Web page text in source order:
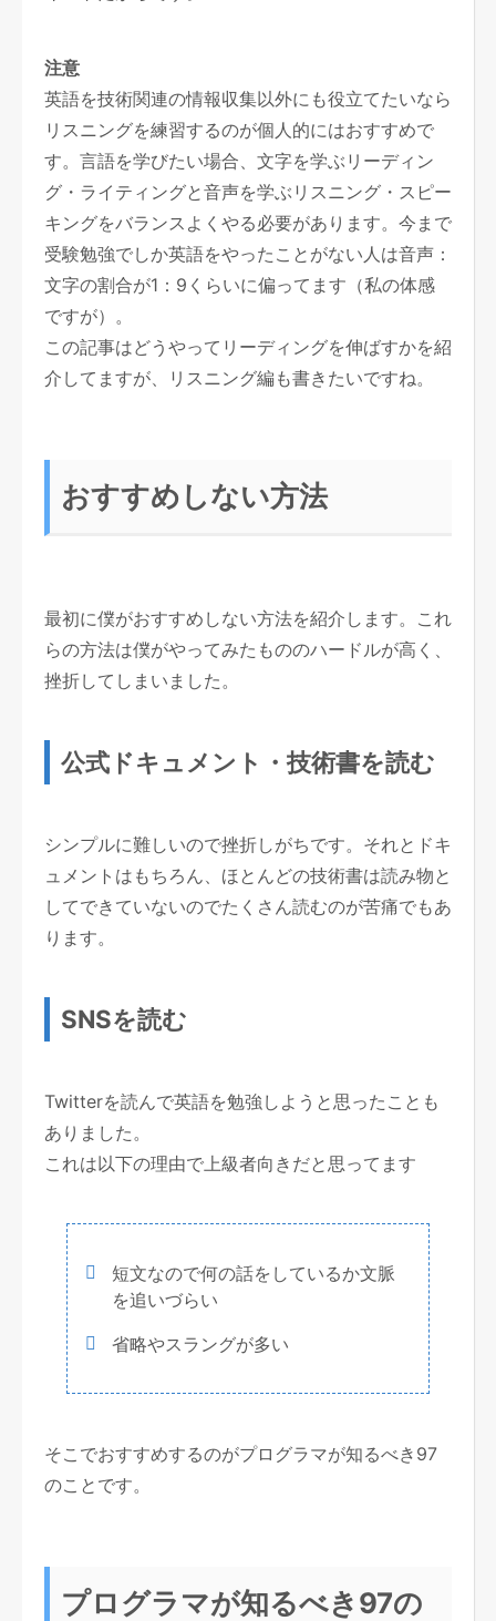
注意
英語を技術関連の情報収集以外にも役立てたいなら
リスニングを練習するのが個人的にはおすすめで
す。言語を学びたい場合、文字を学ぶリーディン
グ・ライティングと音声を学ぶリスニング・スピー
キングをバランスよくやる必要があります。今まで
受験勉強でしか英語をやったことがない人は音声：
文字の割合が1：9くらいに偏ってます（私の体感
ですが）。
この記事はどうやってリーディングを伸ばすかを紹
介してますが、リスニング編も書きたいですね。
おすすめしない方法
最初に僕がおすすめしない方法を紹介します。これ
らの方法は僕がやってみたもののハードルが高く、
挫折してしまいました。
公式ドキュメント・技術書を読む
シンプルに難しいので挫折しがちです。それとドキ
ュメントはもちろん、ほとんどの技術書は読み物と
してできていないのでたくさん読むのが苦痛でもあ
ります。
SNSを読む
Twitterを読んで英語を勉強しようと思ったことも
ありました。
これは以下の理由で上級者向きだと思ってます
短文なので何の話をしているか文脈
を追いづらい
省略やスラングが多い
そこでおすすめするのがプログラマが知るべき97
のことです。
プログラマが知るべき97の